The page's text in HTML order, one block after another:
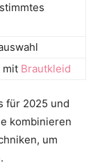
mit Brautkleid
für 2025 und
kombinieren
um